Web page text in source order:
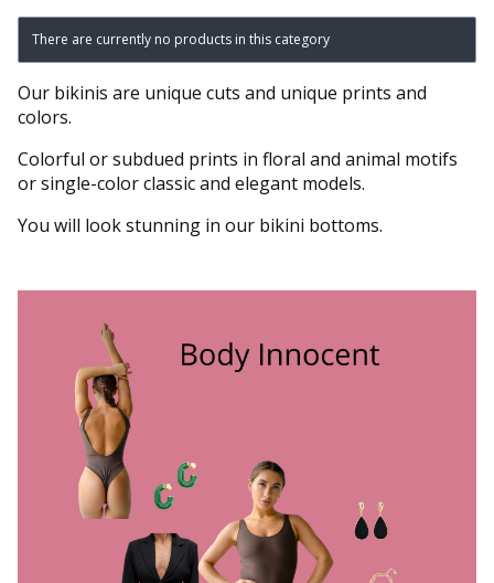
List of products
There are currently no products in this category
Our bikinis are unique cuts and unique prints and
colors.
Colorful or subdued prints in floral and animal motifs
or single-color classic and elegant models.
You will look stunning in our bikini bottoms.